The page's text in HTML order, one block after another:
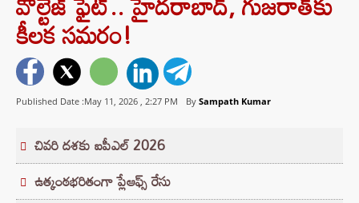
కీలక సమరం!
Published Date :May 11, 2026 , 2:27 PM By Sampath Kumar
చివరి దశకు ఐపీఎల్ 2026
ఉత్కంఠభరితంగా ప్లేఆఫ్స్ రేసు